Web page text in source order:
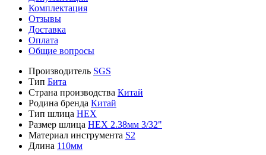
Комплектация
Отзывы
Доставка
Оплата
Общие вопросы
Производитель SGS
Тип Бита
Страна производства Китай
Родина бренда Китай
Тип шлица HEX
Размер шлица HEX 2.38мм 3/32"
Материал инструмента S2
Длина 110мм